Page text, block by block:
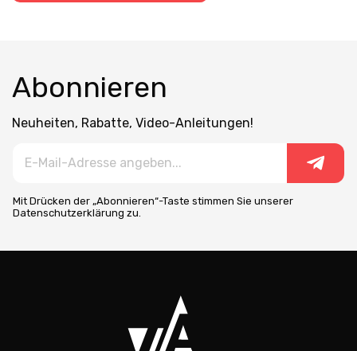
Abonnieren
Neuheiten, Rabatte, Video-Anleitungen!
Mit Drücken der „Abonnieren“-Taste stimmen Sie unserer
Datenschutzerklärung zu.